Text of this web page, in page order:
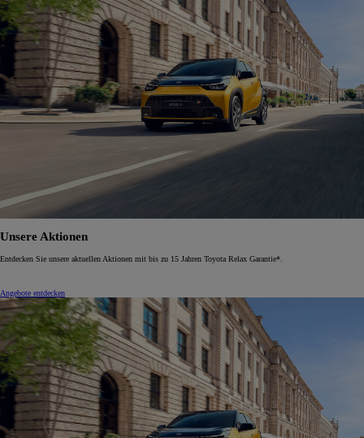
Unsere Aktionen
Entdecken Sie unsere aktuellen Aktionen mit bis zu 15 Jahren Toyota Relax Garantie*.
Angebote entdecken